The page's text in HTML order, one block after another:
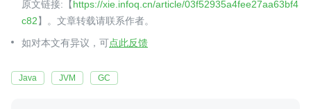
原文链接:【https://xie.infoq.cn/article/03f52935a4fee27aa63bf4
c82】。文章转载请联系作者。
如对本文有异议，可点此反馈
Java JVM GC